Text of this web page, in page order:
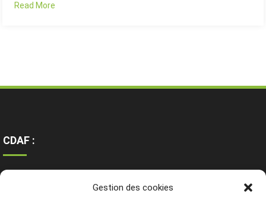
Gestion des cookies
Read More
CDAF :